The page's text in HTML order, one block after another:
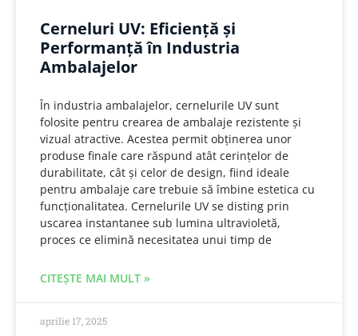
Cerneluri UV: Eficiență și
Performanță în Industria
Ambalajelor
În industria ambalajelor, cernelurile UV sunt
folosite pentru crearea de ambalaje rezistente și
vizual atractive. Acestea permit obținerea unor
produse finale care răspund atât cerințelor de
durabilitate, cât și celor de design, fiind ideale
pentru ambalaje care trebuie să îmbine estetica cu
funcționalitatea. Cernelurile UV se disting prin
uscarea instantanee sub lumina ultravioletă,
proces ce elimină necesitatea unui timp de
CITEȘTE MAI MULT »
aprilie 17, 2025